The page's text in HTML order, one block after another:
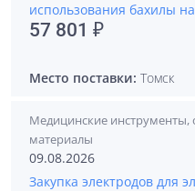
использования бахилы
57 801 ₽
Место поставки: Томск
Медицинские инструменты,
материалы
09.08.2026
Закупка электродов для